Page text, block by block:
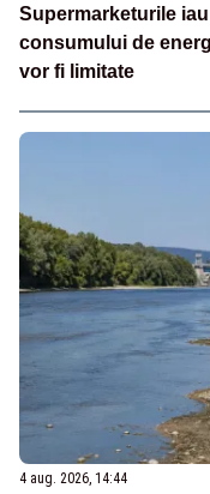
Supermarketurile
consumului de
vor fi limitate
4 aug. 2026, 14:44